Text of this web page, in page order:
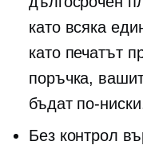
като всяка
като печатът
поръчка,
бъдат по-
Без контрол